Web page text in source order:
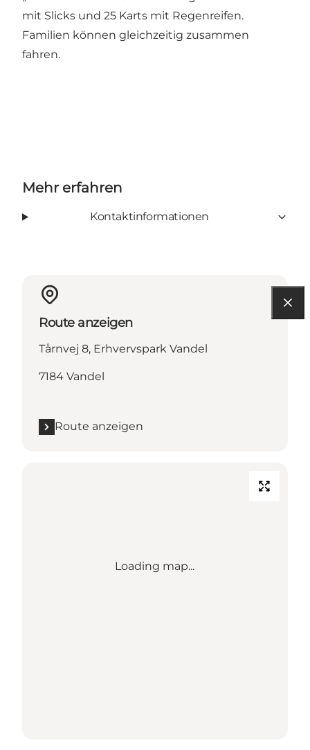
mit Slicks und 25 Karts mit Regenreifen.
Familien können gleichzeitig zusammen
fahren.
Mehr erfahren
Kontaktinformationen
Route anzeigen
Tårnvej 8, Erhvervspark Vandel
7184 Vandel
Route anzeigen
Loading map...